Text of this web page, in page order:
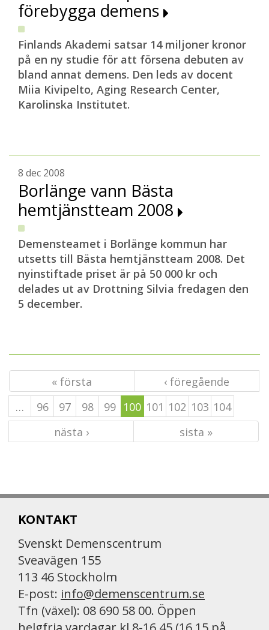
förebygga demens
Finlands Akademi satsar 14 miljoner kronor
på en ny studie för att försena debuten av
bland annat demens. Den leds av docent
Miia Kivipelto, Aging Research Center,
Karolinska Institutet.
8 dec 2008
Borlänge vann Bästa
hemtjänstteam 2008
Demensteamet i Borlänge kommun har
utsetts till Bästa hemtjänstteam 2008. Det
nyinstiftade priset är på 50 000 kr och
delades ut av Drottning Silvia fredagen den
5 december.
« första
‹ föregående
…
96 97 98 99 100 101 102 103 104
nästa ›
sista »
KONTAKT
Svenskt Demenscentrum
Sveavägen 155
113 46 Stockholm
E-post: info@demenscentrum.se
Tfn (växel): 08 690 58 00. Öppen